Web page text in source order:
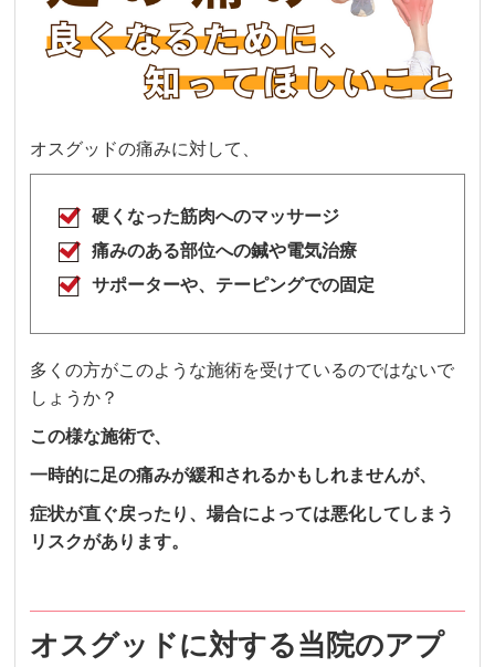
オスグッドの痛みに対して、
硬くなった筋肉へのマッサージ
痛みのある部位への鍼や電気治療
サポーターや、テーピングでの固定
多くの方がこのような施術を受けているのではないで
しょうか？
この様な施術で、
一時的に足の痛みが緩和されるかもしれませんが、
症状が直ぐ戻ったり、場合によっては悪化してしまう
リスクがあります。
オスグッドに対する当院のアプ